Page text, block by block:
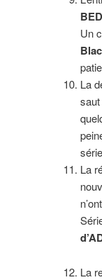
Un
La
La
La